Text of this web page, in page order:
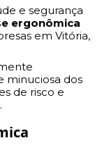
e segurança
ergonômica
em Vitória,
minuciosa dos
de risco e